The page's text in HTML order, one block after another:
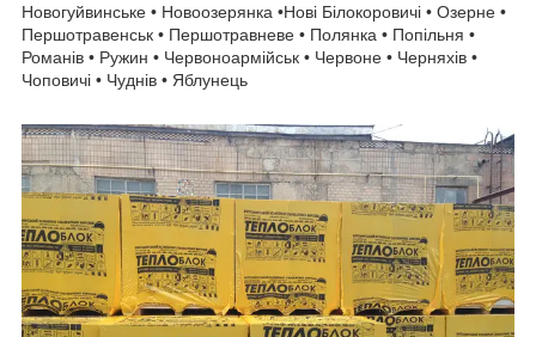
Новогуйвинське • Новоозерянка •Нові Білокоровичі • Озерне •
Першотравенськ • Першотравневе • Полянка • Попільня •
Романів • Ружин • Червоноармійськ • Червоне • Черняхів •
Чоповичі • Чуднів • Яблунець